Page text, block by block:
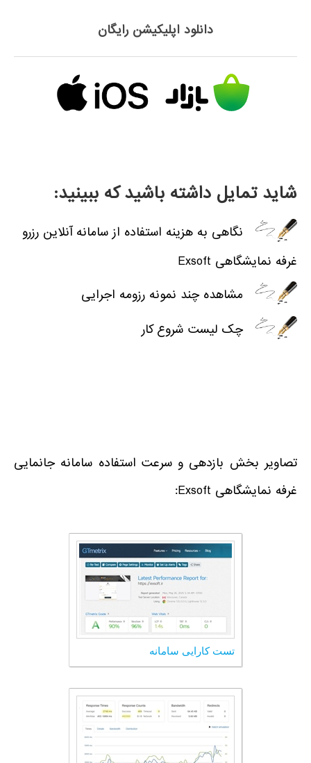
دانلود اپلیکیشن رایگان
شاید تمایل داشته باشید که ببینید:
نگاهی به هزینه استفاده از سامانه آنلاین رزرو
غرفه نمایشگاهی Exsoft
مشاهده چند نمونه رزومه اجرایی
چک لیست شروع کار
تصاویر بخش بازدهی و سرعت استفاده سامانه جانمایی
غرفه نمایشگاهی Exsoft:
تست کارایی سامانه